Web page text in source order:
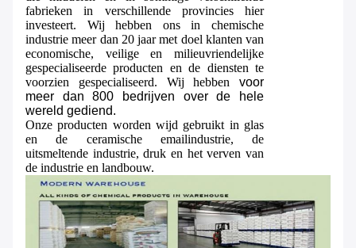
fabrieken in verschillende provincies hier
investeert. Wij hebben ons in chemische
industrie meer dan 20 jaar met doel klanten van
economische, veilige en milieuvriendelijke
gespecialiseerde producten en de diensten te
voorzien gespecialiseerd.
Wij hebben voor
meer dan 800 bedrijven over de hele
wereld gediend.
Onze producten worden wijd gebruikt in glas
en de ceramische emailindustrie, de
uitsmeltende industrie, druk en het verven van
de industrie en landbouw.